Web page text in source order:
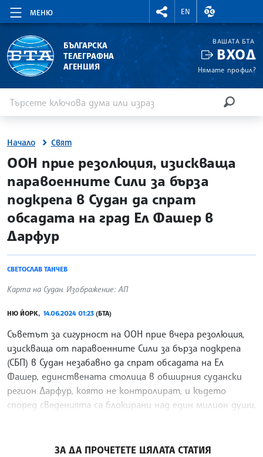
МЕНЮ
RIGHTMENU.SOCIAL
EN
ВАЛУТНИ
БЪЛГАРСКА
ТЕЛЕГРАФНА
АГЕНЦИЯ
ВАШАТА БТА
ВХОД
Нямате профил?
Начало Свят
site.bta
ООН прие резолюция, изискваща
паравоенните Сили за бърза
подкрепа в Судан да спрат
обсадата на град Ел Фашер в
Дарфур
СВЕТОСЛАВ ТАНЧЕВ
Карта на Судан. Изображение: АП
НЮ ЙОРК, 14.06.2024 01:23 (БТА)
Съветът за сигурност на ООН прие вчера резолюция,
изискваща от паравоенните Сили за бърза подкрепа
(СБП) в Судан незабавно да спрат обсадата на Ел
Фашер, единствената столица в обширния судански
регион Дарфур, която не контролират, и където
според сведенията са блокирани над един милион души,
ЗА ДА ПРОЧЕТЕТЕ ЦЯЛАТА СТАТИЯ